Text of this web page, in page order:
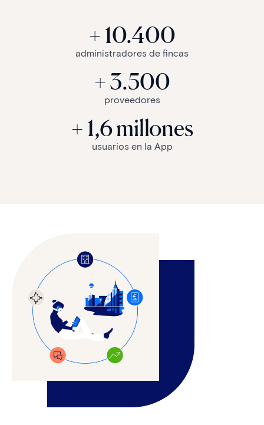
+ 10.400
administradores de fincas
+ 3.500
proveedores
+ 1,6 millones
usuarios en la App